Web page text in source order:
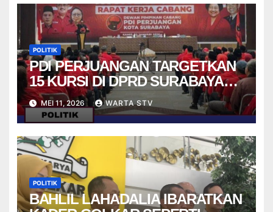
POLITIK
PDI PERJUANGAN TARGETKAN
15 KURSI DI DPRD SURABAYA
PADA PEMILU 2029
MEI 11, 2026 WARTA STV
POLITIK
BAHLIL LAHADALIA IBARATKAN